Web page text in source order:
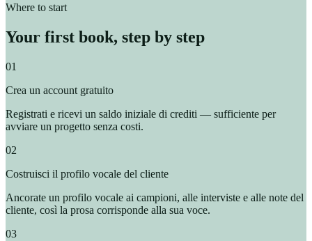
Where to start
Your first book, step by step
01
Crea un account gratuito
Registrati e ricevi un saldo iniziale di crediti — sufficiente per
avviare un progetto senza costi.
02
Costruisci il profilo vocale del cliente
Ancorate un profilo vocale ai campioni, alle interviste e alle note del
cliente, così la prosa corrisponde alla sua voce.
03